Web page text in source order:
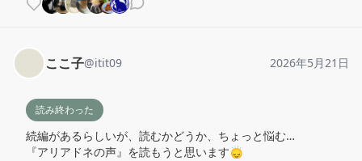
ここ子@itit09 2026年5月21日
読み終わった
続編があるらしいが、読むかどうか、ちょっと悩む…
『アリアドネの声』を読もうと思います🙂‍↕️